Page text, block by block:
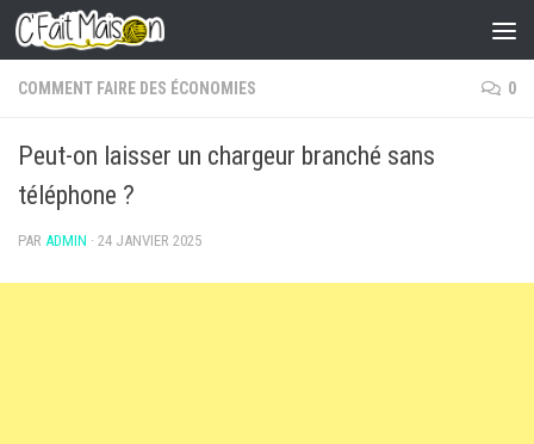
Skip to content
COMMENT FAIRE DES ÉCONOMIES 0
Peut-on laisser un chargeur branché sans
téléphone ?
PAR ADMIN · 24 JANVIER 2025